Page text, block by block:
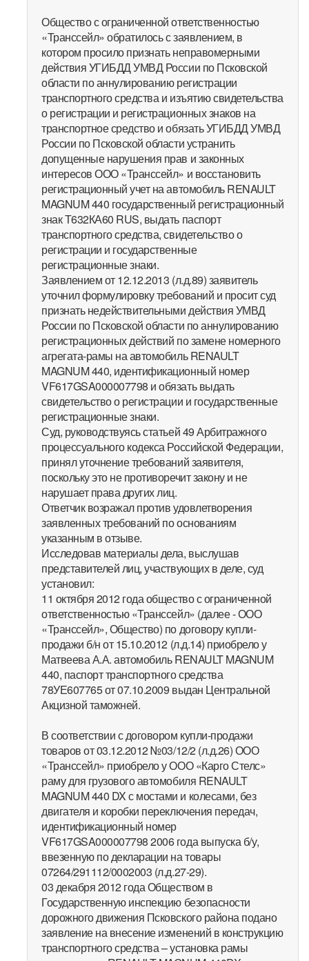
Общество с ограниченной ответственностью
«Транссейл» обратилось с заявлением, в
котором просило признать неправомерными
действия УГИБДД УМВД России по Псковской
области по аннулированию регистрации
транспортного средства и изъятию свидетельства
о регистрации и регистрационных знаков на
транспортное средство и обязать УГИБДД УМВД
России по Псковской области устранить
допущенные нарушения прав и законных
интересов ООО «Транссейл» и восстановить
регистрационный учет на автомобиль RENAULT
MAGNUM 440 государственный регистрационный
знак Т632КА60 RUS, выдать паспорт
транспортного средства, свидетельство о
регистрации и государственные
регистрационные знаки.
Заявлением от 12.12.2013 (л.д.89) заявитель
уточнил формулировку требований и просит суд
признать недействительными действия УМВД
России по Псковской области по аннулированию
регистрационных действий по замене номерного
агрегата-рамы на автомобиль RENAULT
MAGNUM 440, идентификационный номер
VF617GSA000007798 и обязать выдать
свидетельство о регистрации и государственные
регистрационные знаки.
Суд, руководствуясь статьей 49 Арбитражного
процессуального кодекса Российской Федерации,
принял уточнение требований заявителя,
поскольку это не противоречит закону и не
нарушает права других лиц.
Ответчик возражал против удовлетворения
заявленных требований по основаниям
указанным в отзыве.
Исследовав материалы дела, выслушав
представителей лиц, участвующих в деле, суд
установил:
11 октября 2012 года общество с ограниченной
ответственностью «Транссейл» (далее - ООО
«Транссейл», Общество) по договору купли-
продажи б/н от 15.10.2012 (л.д.14) приобрело у
Матвеева А.А. автомобиль RENAULT MAGNUM
440, паспорт транспортного средства
78УЕ607765 от 07.10.2009 выдан Центральной
Акцизной таможней.
В соответствии с договором купли-продажи
товаров от 03.12.2012 №03/12/2 (л.д.26) ООО
«Транссейл» приобрело у ООО «Карго Стелс»
раму для грузового автомобиля RENAULT
MAGNUM 440 DX с мостами и колесами, без
двигателя и коробки переключения передач,
идентификационный номер
VF617GSA000007798 2006 года выпуска б/у,
ввезенную по декларации на товары
07264/291112/0002003 (л.д.27-29).
03 декабря 2012 года Обществом в
Государственную инспекцию безопасности
дорожного движения Псковского района подано
заявление на внесение изменений в конструкцию
транспортного средства – установка рамы